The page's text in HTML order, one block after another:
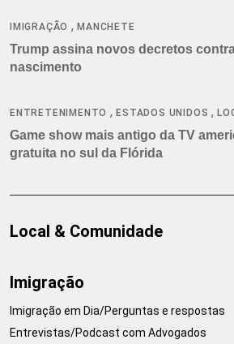
IMIGRAÇÃO ,MANCHETE
Trump assina novos decretos
nascimento
ENTRETENIMENTO ,ESTADOS UNIDOS ,
Game show mais antigo da TV
gratuita no sul da Flórida
Local & Comunidade
Imigração
Imigração em Dia/Perguntas e respostas
Entrevistas/Podcast com Advogados